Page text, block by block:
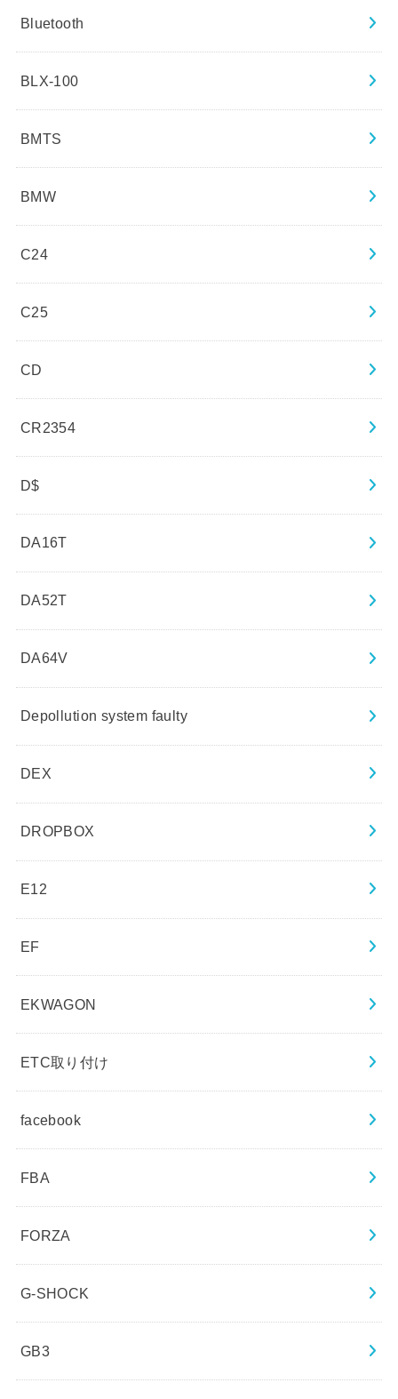
Bluetooth
BLX-100
BMTS
BMW
C24
C25
CD
CR2354
D$
DA16T
DA52T
DA64V
Depollution system faulty
DEX
DROPBOX
E12
EF
EKWAGON
ETC取り付け
facebook
FBA
FORZA
G-SHOCK
GB3